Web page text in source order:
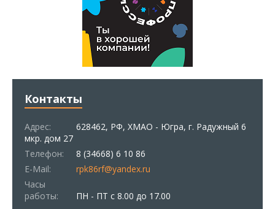
Контакты
Адрес:
628462, РФ, ХМАО - Югра, г. Радужный 6
мкр. дом 27
Телефон:
8 (34668) 6 10 86
E-Mail:
rpk86rf@yandex.ru
Часы
работы:
ПН - ПТ с 8.00 до 17.00